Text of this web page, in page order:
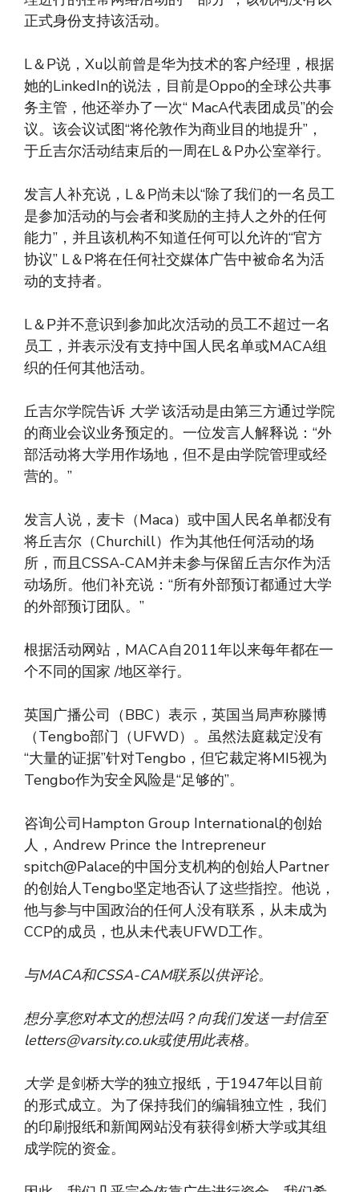
正式身份支持该活动。
L＆P说，Xu以前曾是华为技术的客户经理，根据
她的LinkedIn的说法，目前是Oppo的全球公共事
务主管，他还举办了一次“ MacA代表团成员”的会
议。该会议试图“将伦敦作为商业目的地提升”，
于丘吉尔活动结束后的一周在L＆P办公室举行。
发言人补充说，L＆P尚未以“除了我们的一名员工
是参加活动的与会者和奖励的主持人之外的任何
能力”，并且该机构不知道任何可以允许的“官方
协议” L＆P将在任何社交媒体广告中被命名为活
动的支持者。
L＆P并不意识到参加此次活动的员工不超过一名
员工，并表示没有支持中国人民名单或MACA组
织的任何其他活动。
丘吉尔学院告诉 大学该活动是由第三方通过学院
的商业会议业务预定的。一位发言人解释说：“外
部活动将大学用作场地，但不是由学院管理或经
营的。”
发言人说，麦卡（Maca）或中国人民名单都没有
将丘吉尔（Churchill）作为其他任何活动的场
所，而且CSSA-CAM并未参与保留丘吉尔作为活
动场所。他们补充说：“所有外部预订都通过大学
的外部预订团队。”
根据活动网站，MACA自2011年以来每年都在一
个不同的国家 /地区举行。
英国广播公司（BBC）表示，英国当局声称滕博
（Tengbo部门（UFWD）。虽然法庭裁定没有
“大量的证据”针对Tengbo，但它裁定将MI5视为
Tengbo作为安全风险是“足够的”。
咨询公司Hampton Group International的创始
人，Andrew Prince the Intrepreneur
spitch@Palace的中国分支机构的创始人Partner
的创始人Tengbo坚定地否认了这些指控。他说，
他与参与中国政治的任何人没有联系，从未成为
CCP的成员，也从未代表UFWD工作。
与MACA和CSSA-CAM联系以供评论。
想分享您对本文的想法吗？向我们发送一封信至
letters@varsity.co.uk或使用此表格。
大学是剑桥大学的独立报纸，于1947年以目前
的形式成立。为了保持我们的编辑独立性，我们
的印刷报纸和新闻网站没有获得剑桥大学或其组
成学院的资金。